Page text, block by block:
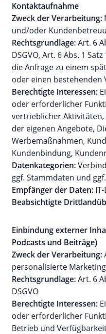
Kontaktaufnahme
Zweck der Verarbeitung:
und/oder
Rechtsgrundlage:Art. 6
DSGVO, Art. 6 Abs. 1
die Anfrage zu einem
oder einen
Berechtigte Interessen:
oder erforderlicher
vertrieblicher
der eigenen Angebote,
Werbemaßnahmen,
Kundenbindung,
Datenkategorien:
ggf. Stammdaten und
Empfänger der Daten:
Beabsichtigte
Einbindung externer
Podcasts und Beiträge)
Zweck der Verarbeitung:
personalisierte
Rechtsgrundlage:Art. 6
DSGVO
Berechtigte Interessen:
oder erforderlicher
Betrieb und